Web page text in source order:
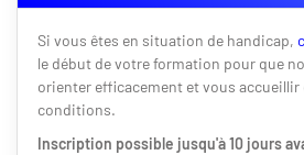
Si vous êtes en situation de handicap,
le début de votre formation pour que
orienter efficacement et vous accueillir
conditions.
Inscription possible jusqu'à 10 jours